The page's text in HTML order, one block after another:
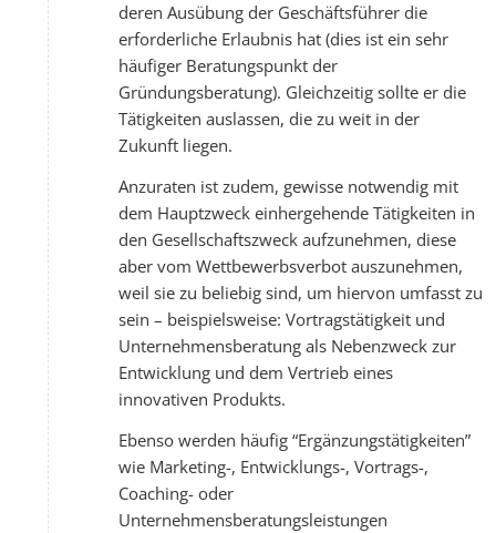
deren Ausübung der Geschäftsführer die
erforderliche Erlaubnis hat (dies ist ein sehr
häufiger Beratungspunkt der
Gründungsberatung). Gleichzeitig sollte er die
Tätigkeiten auslassen, die zu weit in der
Zukunft liegen.
Anzuraten ist zudem, gewisse notwendig mit
dem Hauptzweck einhergehende Tätigkeiten in
den Gesellschaftszweck aufzunehmen, diese
aber vom Wettbewerbsverbot auszunehmen,
weil sie zu beliebig sind, um hiervon umfasst zu
sein – beispielsweise: Vortragstätigkeit und
Unternehmensberatung als Nebenzweck zur
Entwicklung und dem Vertrieb eines
innovativen Produkts.
Ebenso werden häufig “Ergänzungstätigkeiten”
wie Marketing-, Entwicklungs-, Vortrags-,
Coaching- oder
Unternehmensberatungsleistungen